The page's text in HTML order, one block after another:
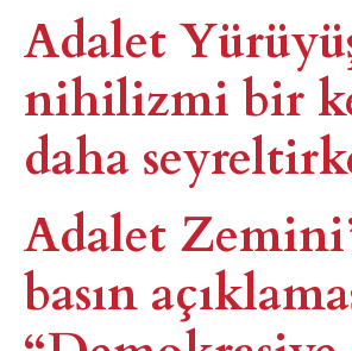
Adalet
nihilizmi bir
daha
Adalet
basın